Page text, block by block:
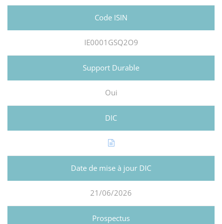
IE0001GSQ2O9
Oui
21/06/2026